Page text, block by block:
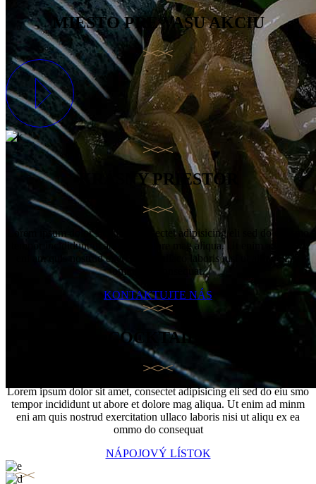
MIESTO PRE VAŠU AKCIU
KRÁSNY PRIESTOR
Lorem ipsum dolor sit amet, consectet adipisicing eli sed do eiu smo
tempor incididunt ut abore et dolore mag aliqua. Ut enim ad minm
eni am quis nostrud exercitation ullaco laboris nisi ut aliqu ex ea
ommo do consequat.
KONTAKTUJTE NÁS
COCKTAILY
Lorem ipsum dolor sit amet, consectet adipisicing eli sed do eiu smo
tempor incididunt ut abore et dolore mag aliqua. Ut enim ad minm
eni am quis nostrud exercitation ullaco laboris nisi ut aliqu ex ea
ommo do consequat
NÁPOJOVÝ LÍSTOK